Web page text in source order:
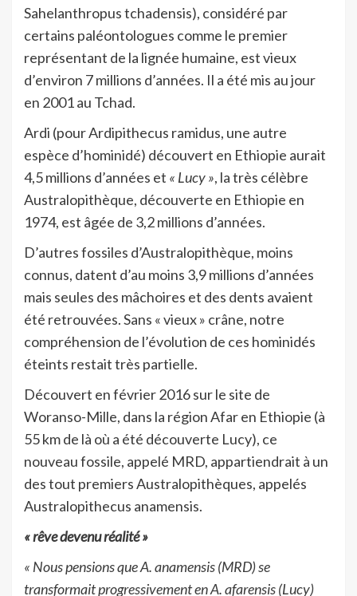
Sahelanthropus tchadensis), considéré par
certains paléontologues comme le premier
représentant de la lignée humaine, est vieux
d’environ 7 millions d’années. Il a été mis au jour
en 2001 au Tchad.
Ardi (pour Ardipithecus ramidus, une autre
espèce d’hominidé) découvert en Ethiopie aurait
4,5 millions d’années et « Lucy », la très célèbre
Australopithèque, découverte en Ethiopie en
1974, est âgée de 3,2 millions d’années.
D’autres fossiles d’Australopithèque, moins
connus, datent d’au moins 3,9 millions d’années
mais seules des mâchoires et des dents avaient
été retrouvées. Sans « vieux » crâne, notre
compréhension de l’évolution de ces hominidés
éteints restait très partielle.
Découvert en février 2016 sur le site de
Woranso-Mille, dans la région Afar en Ethiopie (à
55 km de là où a été découverte Lucy), ce
nouveau fossile, appelé MRD, appartiendrait à un
des tout premiers Australopithèques, appelés
Australopithecus anamensis.
« rêve devenu réalité »
« Nous pensions que A. anamensis (MRD) se
transformait progressivement en A. afarensis (Lucy)